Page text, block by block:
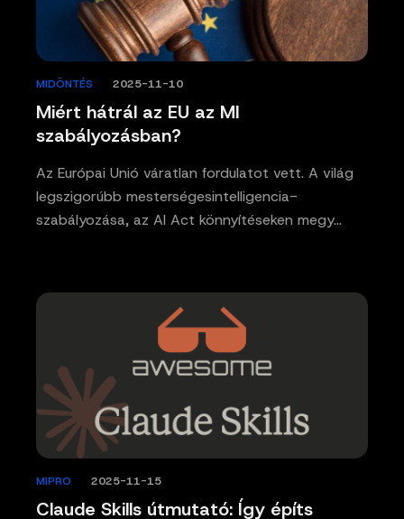
Miért hátrál az EU az MI
szabályozásban?
MIDÖNTÉS 2025-11-10
Az Európai Unió váratlan fordulatot vett. A világ
legszigorúbb mesterségesintelligencia-
szabályozása, az AI Act könnyítéseken megy…
Claude Skills útmutató: Így építs
MIPRO 2025-11-15